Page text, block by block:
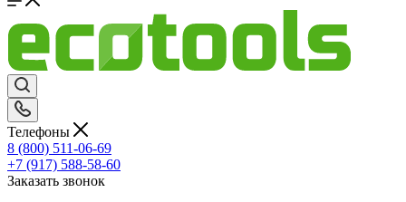
Телефоны
8 (800) 511-06-69
+7 (917) 588-58-60
Заказать звонок